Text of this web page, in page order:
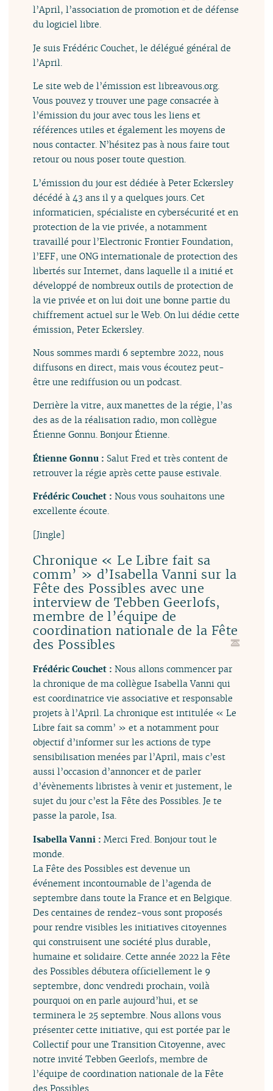
l’April, l’association de promotion et de défense
du logiciel libre.
Je suis Frédéric Couchet, le délégué général de
l’April.
Le site web de l’émission est libreavous.org.
Vous pouvez y trouver une page consacrée à
l’émission du jour avec tous les liens et
références utiles et également les moyens de
nous contacter. N’hésitez pas à nous faire tout
retour ou nous poser toute question.
L’émission du jour est dédiée à Peter Eckersley
décédé à 43 ans il y a quelques jours. Cet
informaticien, spécialiste en cybersécurité et en
protection de la vie privée, a notamment
travaillé pour l’Electronic Frontier Foundation,
l’EFF, une ONG internationale de protection des
libertés sur Internet, dans laquelle il a initié et
développé de nombreux outils de protection de
la vie privée et on lui doit une bonne partie du
chiffrement actuel sur le Web. On lui dédie cette
émission, Peter Eckersley.
Nous sommes mardi 6 septembre 2022, nous
diffusons en direct, mais vous écoutez peut-
être une rediffusion ou un podcast.
Derrière la vitre, aux manettes de la régie, l’as
des as de la réalisation radio, mon collègue
Étienne Gonnu. Bonjour Étienne.
Étienne Gonnu : Salut Fred et très content de
retrouver la régie après cette pause estivale.
Frédéric Couchet :Nous vous souhaitons une
excellente écoute.
[Jingle]
Chronique « Le Libre fait sa
comm’ » d’Isabella Vanni sur la
Fête des Possibles avec une
interview de Tebben Geerlofs,
membre de l’équipe de
coordination nationale de la Fête
des Possibles
Frédéric Couchet :Nous allons commencer par
la chronique de ma collègue Isabella Vanni qui
est coordinatrice vie associative et responsable
projets à l’April. La chronique est intitulée « Le
Libre fait sa comm’ » et a notamment pour
objectif d’informer sur les actions de type
sensibilisation menées par l’April, mais c’est
aussi l’occasion d’annoncer et de parler
d’évènements libristes à venir et justement, le
sujet du jour c’est la Fête des Possibles. Je te
passe la parole, Isa.
Isabella Vanni :Merci Fred. Bonjour tout le
monde.
La Fête des Possibles est devenue un
événement incontournable de l’agenda de
septembre dans toute la France et en Belgique.
Des centaines de rendez-vous sont proposés
pour rendre visibles les initiatives citoyennes
qui construisent une société plus durable,
humaine et solidaire. Cette année 2022 la Fête
des Possibles débutera officiellement le 9
septembre, donc vendredi prochain, voilà
pourquoi on en parle aujourd’hui, et se
terminera le 25 septembre. Nous allons vous
présenter cette initiative, qui est portée par le
Collectif pour une Transition Citoyenne, avec
notre invité Tebben Geerlofs, membre de
l’équipe de coordination nationale de la Fête
des Possibles.